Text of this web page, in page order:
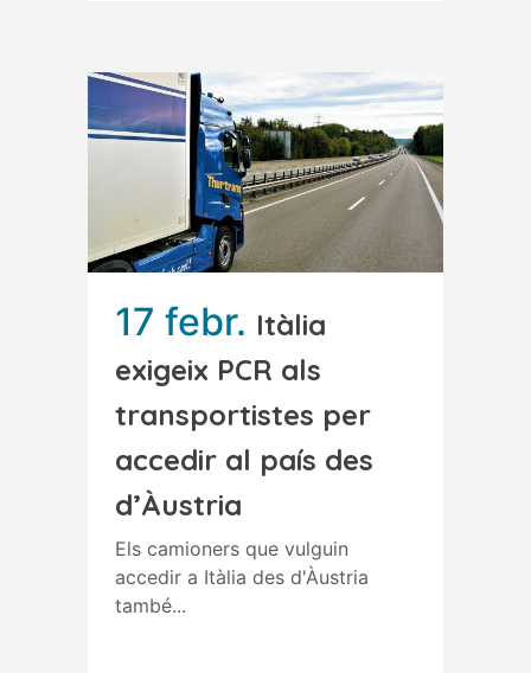
17 febr. Itàlia
exigeix PCR als
transportistes per
accedir al país des
d’Àustria
Els camioners que vulguin
accedir a Itàlia des d'Àustria
també...